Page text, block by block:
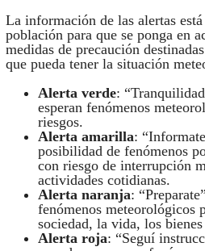
La información de las alertas
población para que se ponga en
medidas de precaución
que pueda tener la situación
Alerta verde:
esperan fenómenos
riesgos.
Alerta amarilla:
posibilidad de fenómenos
con riesgo de interrupción
actividades cotidianas.
Alerta naranja:
fenómenos meteorológicos
sociedad, la vida, los
Alerta roja: “Seguí